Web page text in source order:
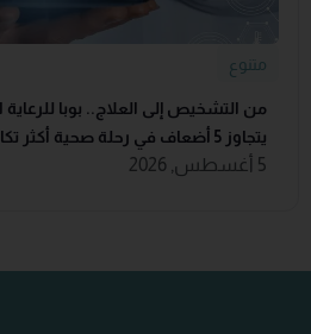
متنوع
من التشخيص إلى العلاج.. بوبا للرعاية
يتجاوز 5 أضعاف في رحلة صحية أكثر تكاملاً
5 أغسطس, 2026